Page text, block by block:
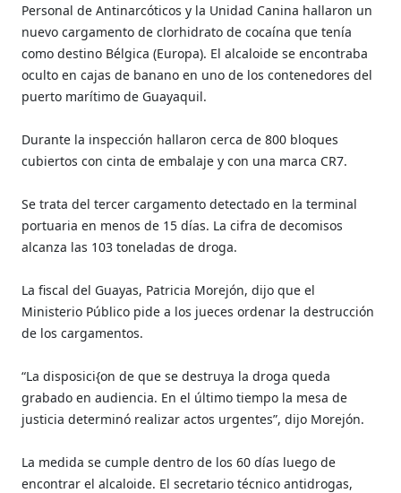
Personal de Antinarcóticos y la Unidad Canina hallaron un
nuevo cargamento de clorhidrato de cocaína que tenía
como destino Bélgica (Europa). El alcaloide se encontraba
oculto en cajas de banano en uno de los contenedores del
puerto marítimo de Guayaquil.
Durante la inspección hallaron cerca de 800 bloques
cubiertos con cinta de embalaje y con una marca CR7.
Se trata del tercer cargamento detectado en la terminal
portuaria en menos de 15 días. La cifra de decomisos
alcanza las 103 toneladas de droga.
La fiscal del Guayas, Patricia Morejón, dijo que el
Ministerio Público pide a los jueces ordenar la destrucción
de los cargamentos.
“La disposici{on de que se destruya la droga queda
grabado en audiencia. En el último tiempo la mesa de
justicia determinó realizar actos urgentes”, dijo Morejón.
La medida se cumple dentro de los 60 días luego de
encontrar el alcaloide. El secretario técnico antidrogas,